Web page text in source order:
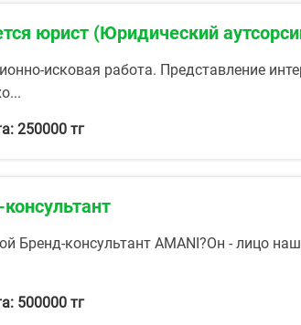
юрист (Юридический
исковая работа. Представление
250000 тг
Бренд-консультант AMANI?Он - лицо
500000 тг